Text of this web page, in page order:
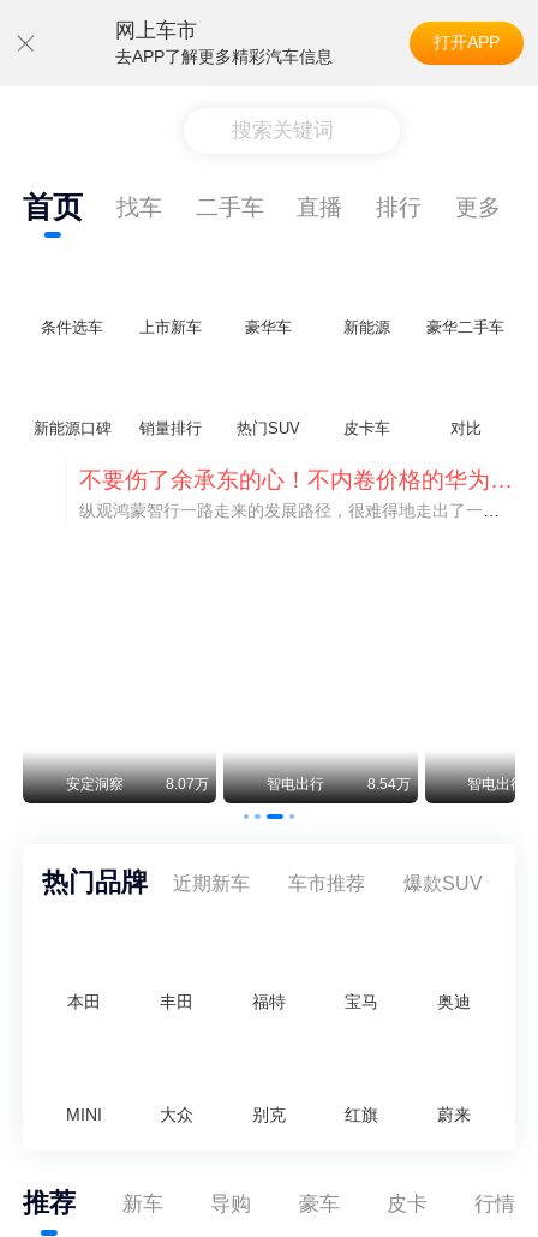
网上车市
去APP了解更多精彩汽车信息
打开APP
搜索关键词
首页 找车 二手车 直播 排行 更多
条件选车 上市新车 豪华车 新能源 豪华二手车
新能源口碑 销量排行 热门SUV 皮卡车 对比
不要伤了余承东的心！不内卷价格的华为，弥足珍贵！
安定洞察 8.07万 智电出行 8.54万 智电出行
热门品牌 近期新车 车市推荐 爆款SUV
本田 丰田 福特 宝马 奥迪
MINI 大众 别克 红旗 蔚来
推荐 新车 导购 豪车 皮卡 行情